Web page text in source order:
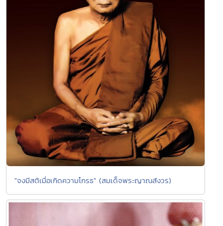
"จงมีสติเมื่อเกิดความโกรธ" (สมเด็จพระญาณสังวร)